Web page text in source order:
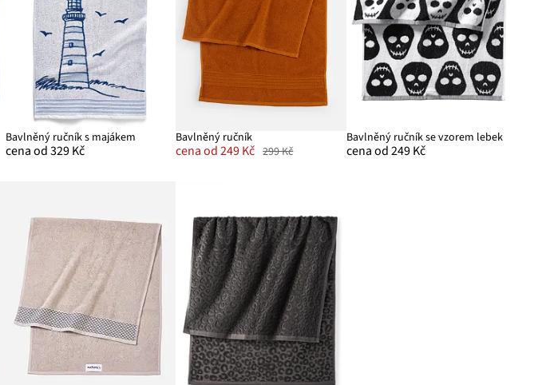
Bavlněný ručník s majákem
cena od 329 Kč
Bavlněný ručník
cena od 249 Kč 299 Kč
Bavlněný ručník se vzorem lebek
cena od 249 Kč